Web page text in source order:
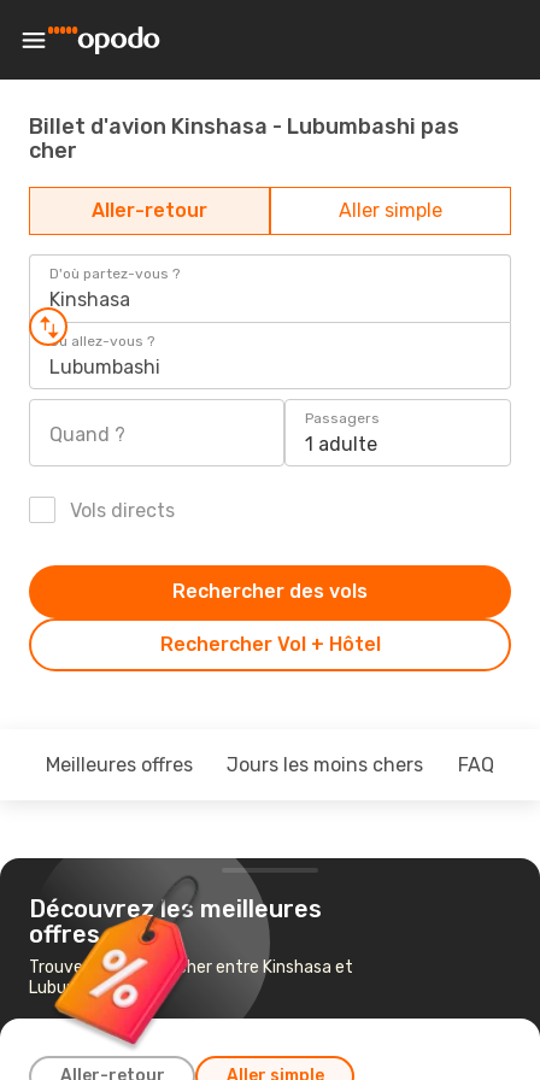
Billet d'avion Kinshasa - Lubumbashi pas
cher
Aller-retour Aller simple
D'où partez-vous ?
Kinshasa
Où allez-vous ?
Lubumbashi
Quand ?
Passagers
1 adulte
Vols directs
Rechercher Vol + Hôtel
Rechercher des vols
Meilleures offres Jours les moins chers FAQ
Découvrez les meilleures
offres
Trouvez un vol pas cher entre Kinshasa et
Lubumbashi
Aller-retour Aller simple